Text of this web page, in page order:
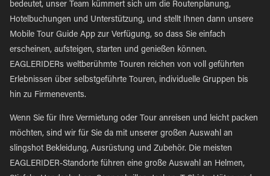
bedeutet, unser Team kümmert sich um die Routenplanung,
Hotelbuchungen und Unterstützung, und stellt Ihnen dann unsere
Mobile Tour Guide App zur Verfügung, so dass Sie einfach
erscheinen, aufsteigen, starten und genießen können.
EAGLERIDERs weltberühmte Touren reichen von voll geführten
Erlebnissen über selbstgeführte Touren, individuelle Gruppen bis
hin zu Firmenevents.
Wenn Sie für Ihre Vermietung oder Tour anreisen und leicht packen
möchten, sind wir für Sie da mit unserer großen Auswahl an
slingshot Bekleidung, Ausrüstung und Zubehör. Die meisten
EAGLERIDER-Standorte führen eine große Auswahl an Helmen,